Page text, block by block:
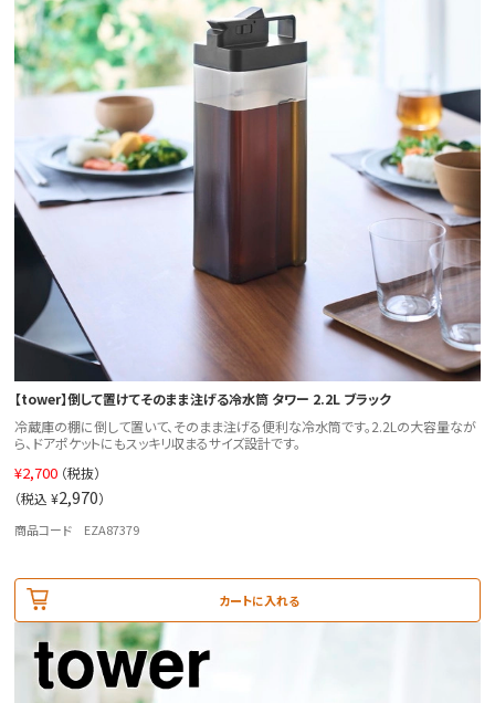
【tower】倒して置けてそのまま注げる冷水筒 タワー 2.2L ブラック
冷蔵庫の棚に倒して置いて、そのまま注げる便利な冷水筒です。2.2Lの大容量なが
ら、ドアポケットにもスッキリ収まるサイズ設計です。
¥2,700 （税抜）
（税込 ¥2,970）
商品コード EZA87379
カートに入れる